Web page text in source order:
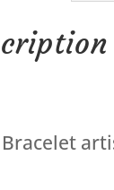
Bracelet